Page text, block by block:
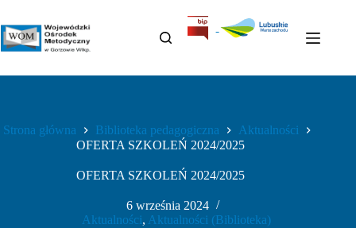
treści
Strona główna Biblioteka pedagogiczna
Aktualności
OFERTA SZKOLEŃ 2024/2025
OFERTA SZKOLEŃ 2024/2025
6 września 2024
Aktualności, Aktualności (Biblioteka)